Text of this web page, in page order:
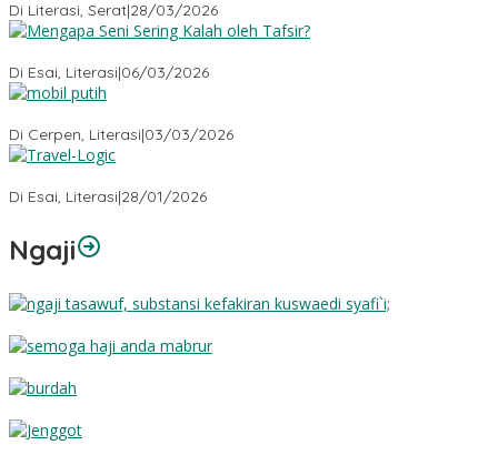
Di Literasi, Serat|28/03/2026
Di Esai, Literasi|06/03/2026
Di Cerpen, Literasi|03/03/2026
Di Esai, Literasi|28/01/2026
Ngaji